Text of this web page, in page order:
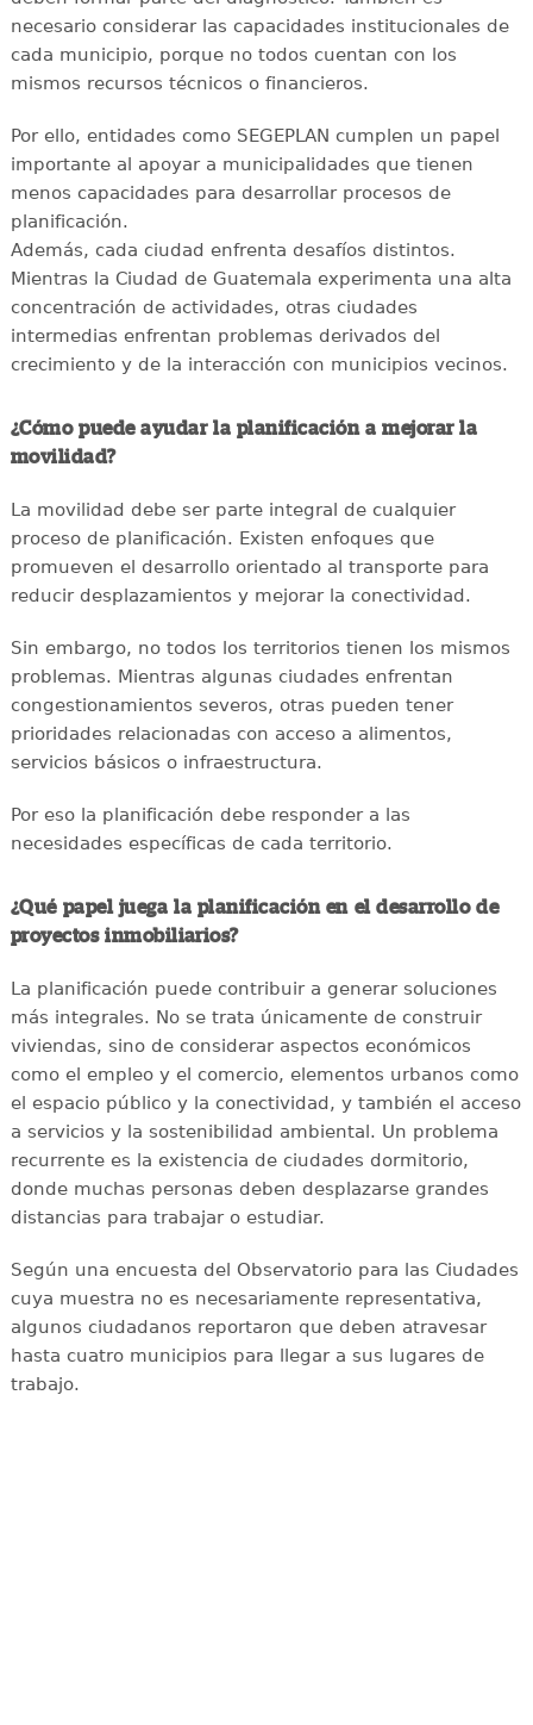
necesario considerar las capacidades institucionales de
cada municipio, porque no todos cuentan con los
mismos recursos técnicos o financieros.
Por ello, entidades como SEGEPLAN cumplen un papel
importante al apoyar a municipalidades que tienen
menos capacidades para desarrollar procesos de
planificación.
Además, cada ciudad enfrenta desafíos distintos.
Mientras la Ciudad de Guatemala experimenta una alta
concentración de actividades, otras ciudades
intermedias enfrentan problemas derivados del
crecimiento y de la interacción con municipios vecinos.
¿Cómo puede ayudar la planificación a mejorar la
movilidad?
La movilidad debe ser parte integral de cualquier
proceso de planificación. Existen enfoques que
promueven el desarrollo orientado al transporte para
reducir desplazamientos y mejorar la conectividad.
Sin embargo, no todos los territorios tienen los mismos
problemas. Mientras algunas ciudades enfrentan
congestionamientos severos, otras pueden tener
prioridades relacionadas con acceso a alimentos,
servicios básicos o infraestructura.
Por eso la planificación debe responder a las
necesidades específicas de cada territorio.
¿Qué papel juega la planificación en el desarrollo de
proyectos inmobiliarios?
La planificación puede contribuir a generar soluciones
más integrales. No se trata únicamente de construir
viviendas, sino de considerar aspectos económicos
como el empleo y el comercio, elementos urbanos como
el espacio público y la conectividad, y también el acceso
a servicios y la sostenibilidad ambiental. Un problema
recurrente es la existencia de ciudades dormitorio,
donde muchas personas deben desplazarse grandes
distancias para trabajar o estudiar.
Según una encuesta del Observatorio para las Ciudades
cuya muestra no es necesariamente representativa,
algunos ciudadanos reportaron que deben atravesar
hasta cuatro municipios para llegar a sus lugares de
trabajo.